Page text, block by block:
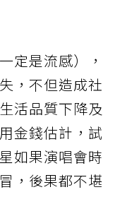
定是流感），
，不但造成社
活品質下降及
金錢估計，試
如果演唱會時
，後果都不堪